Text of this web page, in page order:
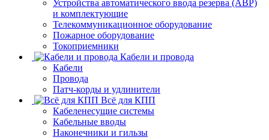
Устройства автоматического ввода резерва (АВР)
и комплектующие
Телекоммуникационное оборудование
Пожарное оборудование
Токоприемники
Кабели и провода
Кабели
Провода
Патч-корды и удлинители
Всё для КПП
Кабеленесущие системы
Кабельные вводы
Наконечники и гильзы